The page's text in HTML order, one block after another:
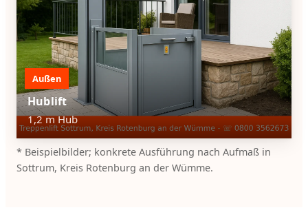
Außen
Hublift
1,2 m Hub
* Beispielbilder; konkrete Ausführung nach Aufmaß in
Sottrum, Kreis Rotenburg an der Wümme.